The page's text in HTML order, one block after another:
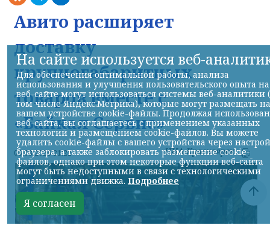
Авито расширяет
доставку
крупногабаритных
товаров вместе с
«Байкал Сервис»
06.08.2026 21:22 НИА-Красноярск
На сайте используется веб-
Для обеспечения оптимальной работы, анализа
использования и улучшения пользовательского опыта на
веб-сайте могут использоваться системы веб-аналитики
том числе Яндекс.Метрика), которые могут размещать на
вашем устройстве cookie-файлы. Продолжая
веб-сайта, вы соглашаетесь с применением указанных
технологий и размещением cookie-файлов. Вы можете
удалить cookie-файлы с вашего устройства через
браузера, а также заблокировать размещение cookie-
файлов, однако при этом некоторые функции веб-сайта
могут быть недоступными в связи с технологическими
ограничениями движка. Подробнее
Я согласен